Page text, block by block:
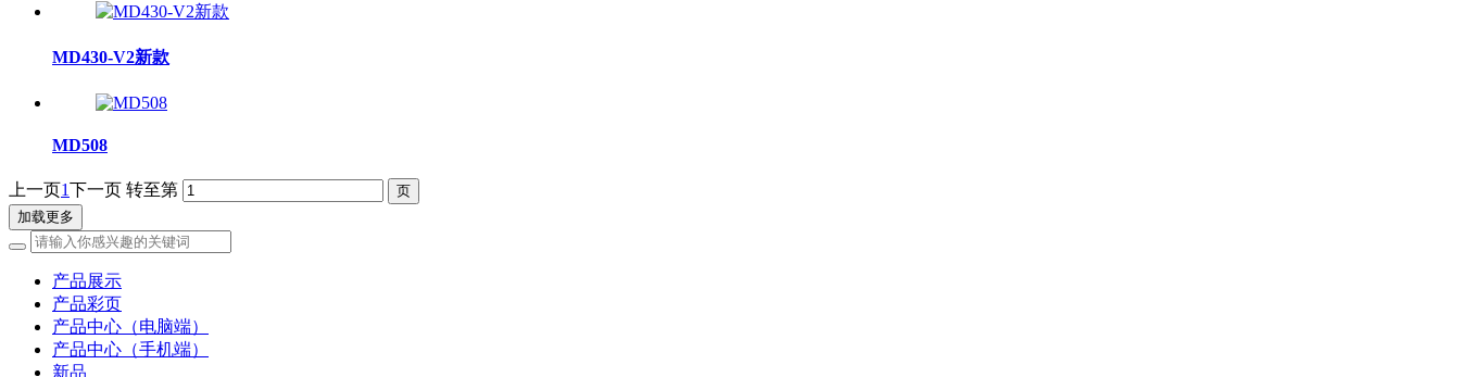
MD430-V2新款
MD508
上一页1下一页 转至第
加载更多
产品展示
产品彩页
产品中心（电脑端）
产品中心（手机端）
新品